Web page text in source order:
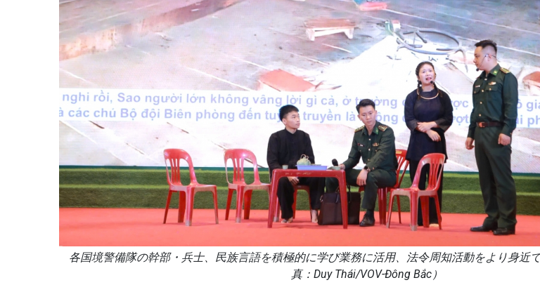
各国境警備隊の幹部・兵士、民族言語を積極的に学び業務に活用、法令周知活動をより身近
真：Duy Thái/VOV-Đông Bắc）